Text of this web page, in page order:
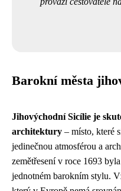
Barokní města
Jihovýchodní Sicílie je
architektury – místo, které
jedinečnou atmosférou a
zemětřesení v roce 1693
jednotném barokním stylu.